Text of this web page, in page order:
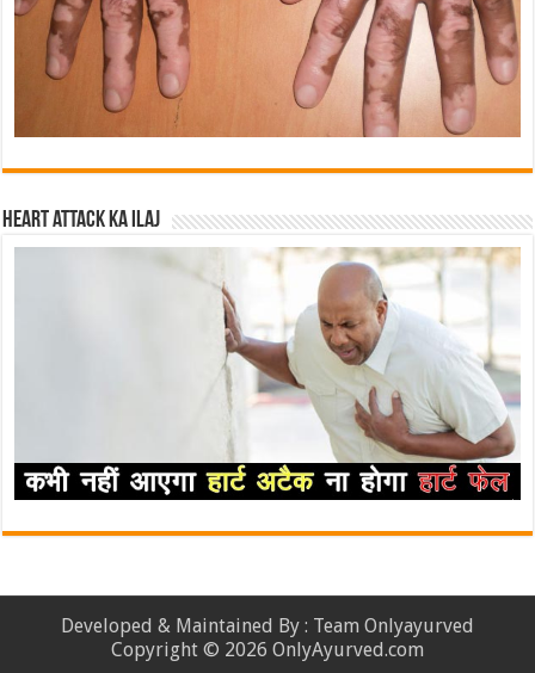
Heart attack ka ilaj
Developed & Maintained By : Team Onlyayurved
Copyright © 2026 OnlyAyurved.com